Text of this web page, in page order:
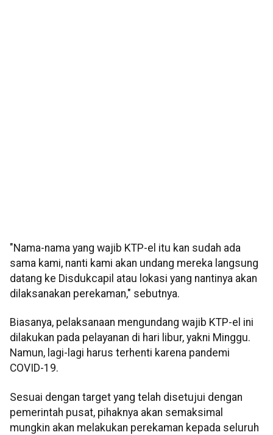
"Nama-nama yang wajib KTP-el itu kan sudah ada
sama kami, nanti kami akan undang mereka langsung
datang ke Disdukcapil atau lokasi yang nantinya akan
dilaksanakan perekaman," sebutnya.
Biasanya, pelaksanaan mengundang wajib KTP-el ini
dilakukan pada pelayanan di hari libur, yakni Minggu.
Namun, lagi-lagi harus terhenti karena pandemi
COVID-19.
Sesuai dengan target yang telah disetujui dengan
pemerintah pusat, pihaknya akan semaksimal
mungkin akan melakukan perekaman kepada seluruh